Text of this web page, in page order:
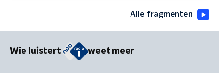
Alle fragmenten
Wie luistert weet meer